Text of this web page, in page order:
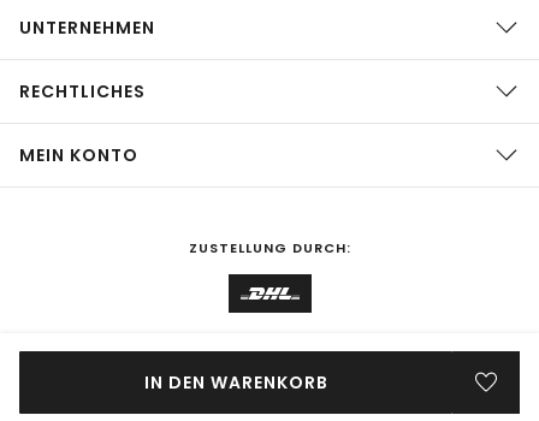
IN DEN WARENKORB
UNTERNEHMEN
RECHTLICHES
MEIN KONTO
ZUSTELLUNG DURCH: